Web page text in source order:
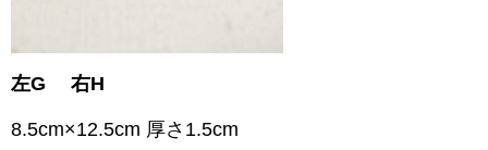
左G 右H
8.5cm×12.5cm 厚さ1.5cm